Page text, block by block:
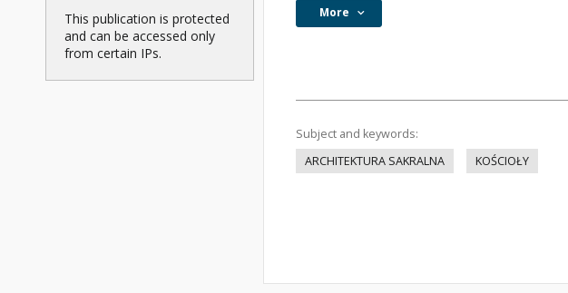
This publication is protected
and can be accessed only
from certain IPs.
More
Subject and keywords:
ARCHITEKTURA SAKRALNA
KOŚCIOŁY